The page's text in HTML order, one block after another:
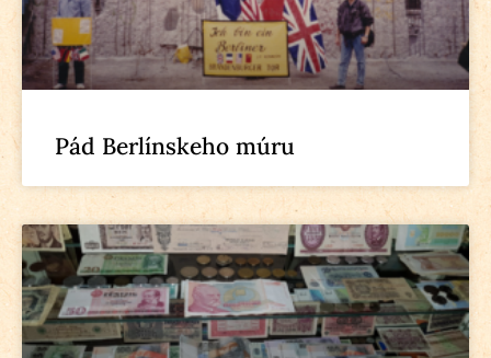
Pád Berlínskeho múru